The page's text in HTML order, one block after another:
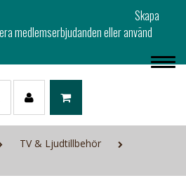
medlemserbjudanden eller använd
TV & Ljudtillbehör